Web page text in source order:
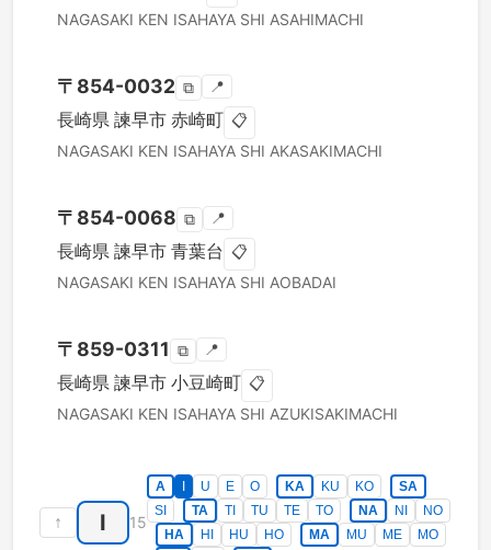
NAGASAKI KEN ISAHAYA SHI ASAHIMACHI
〒 854-0032 ⧉ 📍
長崎県 諫早市 赤崎町 📋
NAGASAKI KEN ISAHAYA SHI AKASAKIMACHI
〒 854-0068 ⧉ 📍
長崎県 諫早市 青葉台 📋
NAGASAKI KEN ISAHAYA SHI AOBADAI
〒 859-0311 ⧉ 📍
長崎県 諫早市 小豆崎町 📋
NAGASAKI KEN ISAHAYA SHI AZUKISAKIMACHI
↑ I 15
A U E O KA KU KO
SA
SI
TA TI TU TE TO NA NI
NO
HA
HI HU HO MA MU ME
MO